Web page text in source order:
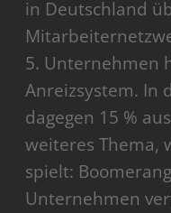
in Deutschland
5. Unternehmen
Anreizsystem. In
dagegen 15 %
weiteres Thema,
spielt:
Unternehmen